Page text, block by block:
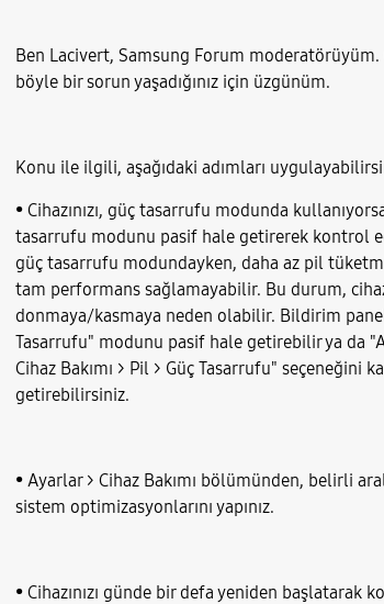
Ben Lacivert, Samsung Forum moderatörüyüm.
böyle bir sorun yaşadığınız için üzgünüm.
Konu ile ilgili, aşağıdaki adımları
• Cihazınızı, güç tasarrufu modunda
tasarrufu modunu pasif hale getirerek kontrol
güç tasarrufu modundayken, daha az pil
tam performans sağlamayabilir. Bu durum,
donmaya/kasmaya neden olabilir. Bildirim
Tasarrufu" modunu pasif hale getirebilir ya da
Cihaz Bakımı > Pil > Güç Tasarrufu" seçeneğini
getirebilirsiniz.
• Ayarlar > Cihaz Bakımı bölümünden, belirli
sistem optimizasyonlarını yapınız.
• Cihazınızı günde bir defa yeniden başlatarak